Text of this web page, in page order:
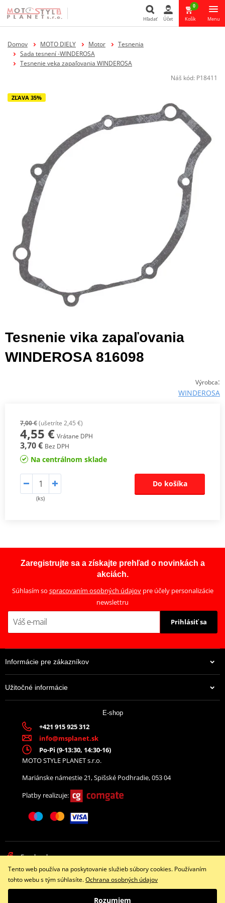
Hľadať Účet
0
Košík Menu
Domov MOTO DIELY Motor
Tesnenia
Sada tesnení -WINDEROSA
Tesnenie veka zapaľovania WINDEROSA
Náš kód: P18411
ZĽAVA 35%
Tesnenie vika zapaľovania
WINDEROSA 816098
Výrobca:
WINDEROSA
7,00 €(ušetríte 2,45 €)
4,55 € Vrátane DPH
3,70 € Bez DPH
Na centrálnom sklade
(ks)
Do košíka
Zaregistrujte sa a získajte prehľad o novinkách a
akciách.
Súhlasím so spracovaním osobných údajovpre účely personalizácie
newslettru
Prihlásiť sa
Informácie pre zákazníkov
Užitočné informácie
E-shop
+421 915 925 312
info@msplanet.sk
Po-Pi (9-13:30, 14:30-16)
MOTO STYLE PLANET s.r.o.
Mariánske námestie 21, Spišské Podhradie, 053 04
Platby realizuje:
Facebook
Copyright © 2026 www.namotorku.sk
Tento web používa na poskytovanie služieb súbory cookies. Používaním
tohto webu s tým súhlasíte.Ochrana osobných údajov
Rozumiem